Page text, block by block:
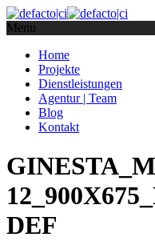
Menu
Home
Projekte
Dienstleistungen
Agentur | Team
Blog
Kontakt
DEF